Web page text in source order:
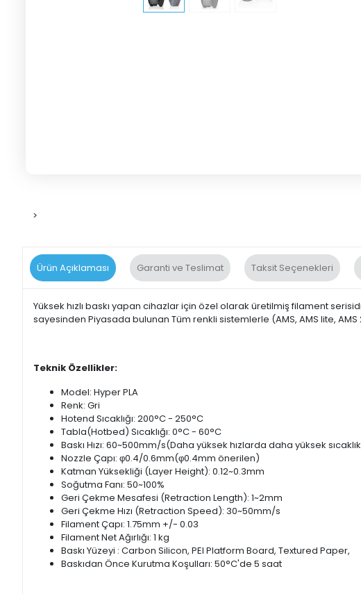
>
Ürün Açıklaması Garanti ve Teslimat Taksit Seçenekleri
Yüksek hızlı baskı yapan cihazlar için özel olarak üretilmiş filament
sayesinden Piyasada bulunan Tüm renkli sistemlerle (AMS, AMS lite, AMS
Teknik Özellikler:
Model: Hyper PLA
Renk: Gri
Hotend Sıcaklığı: 200°C - 250°C
Tabla(Hotbed) Sıcaklığı: 0°C - 60°C
Baskı Hızı: 60~500mm/s(Daha yüksek hızlarda daha yüksek
Nozzle Çapı: φ0.4/0.6mm(φ0.4mm önerilen)
Katman Yüksekliği (Layer Height): 0.12~0.3mm
Soğutma Fanı: 50~100%
Geri Çekme Mesafesi (Retraction Length): 1~2mm
Geri Çekme Hızı (Retraction Speed): 30~50mm/s
Filament Çapı: 1.75mm +/- 0.03
Filament Net Ağırlığı: 1 kg
Baskı Yüzeyi : Carbon Silicon, PEI Platform Board, Textured Paper,
Baskıdan Önce Kurutma Koşulları: 50°C'de 5 saat